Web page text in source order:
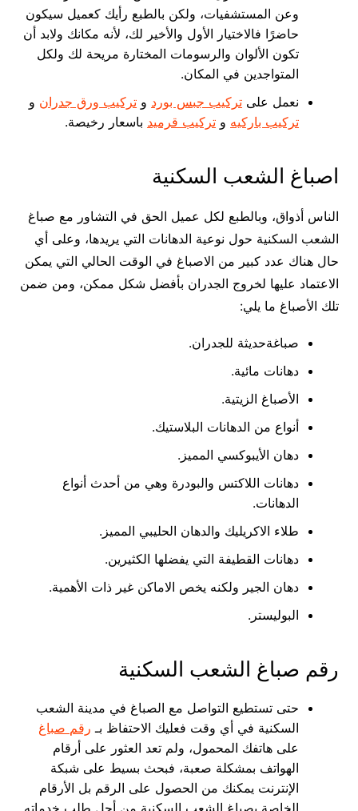
وعن المستشفيات، ولكن بالطبع رأيك كعميل سيكون
حاضرًا فالاختيار الأول والأخير لك، لأنه مكانك ولابد أن
تكون الألوان والرسومات المختارة مريحة لك ولكل
المتواجدين في المكان.
نعمل على تركيب جبس بورد و تركيب ورق جدران و
تركيب باركيه و تركيب قرميد باسعار رخيصة.
اصباغ الشعب السكنية
الناس أذواق، وبالطبع لكل عميل الحق في التشاور مع صباغ
الشعب السكنية حول نوعية الدهانات التي يريدها، وعلى أي
حال هناك عدد كبير من الاصباغ في الوقت الحالي التي يمكن
الاعتماد عليها لخروج الجدران بأفضل شكل ممكن، ومن ضمن
تلك الأصباغ ما يلي:
صباغةحديثة للجدران.
دهانات مائية.
الأصباغ الزيتية.
أنواع من الدهانات البلاستيك.
دهان الأيبوكسي المميز.
دهانات اللاكتس والبودرة وهي من أحدث أنواع
الدهانات.
طلاء الاكريليك والدهان الحليبي المميز.
دهانات القطيفة التي يفضلها الكثيرين.
دهان الجير ولكنه يخص الاماكن غير ذات الأهمية.
البوليستر.
رقم صباغ الشعب السكنية
حتى تستطيع التواصل مع الصباغ في مدينة الشعب
السكنية في أي وقت فعليك الاحتفاظ بـ رقم صباغ
على هاتفك المحمول، ولم تعد العثور على أرقام
الهواتف بمشكلة صعبة، فبحث بسيط على شبكة
الإنترنت يمكنك من الحصول على الرقم بل الأرقام